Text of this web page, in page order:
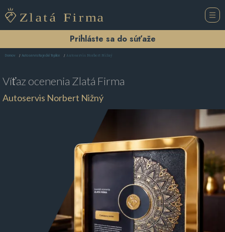
Prihláste sa do súťaže
Domov Autoservis Rajecké Teplice Autoservis Norbert Nižný
Víťaz ocenenia Zlatá Firma
Autoservis Norbert Nižný